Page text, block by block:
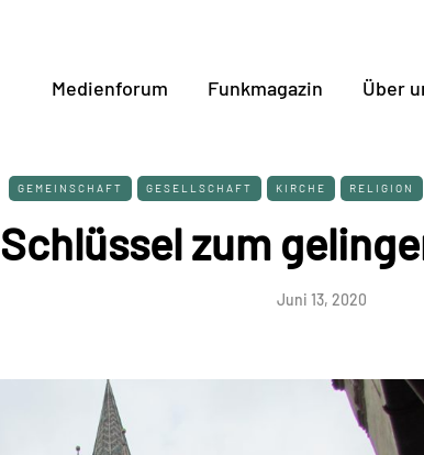
Medienforum Funkmagazin Über
GEMEINSCHAFT GESELLSCHAFT KIRCHE RELIGION
Schlüssel zum
Juni 13, 2020